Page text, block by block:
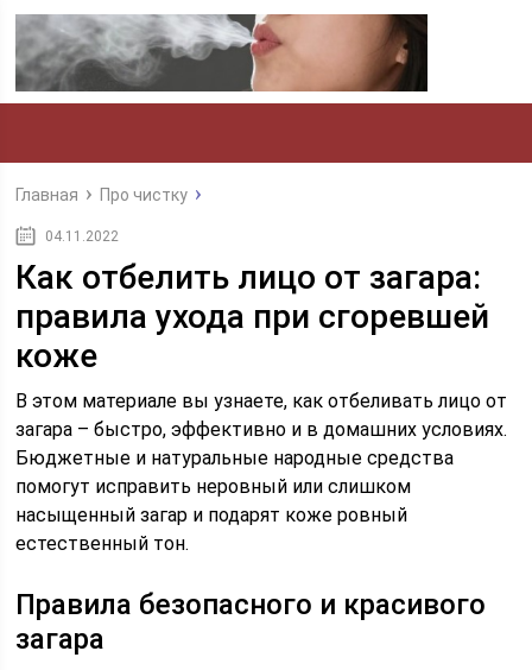
Главная Про чистку
04.11.2022
Как отбелить лицо от загара:
правила ухода при сгоревшей
коже
В этом материале вы узнаете, как отбеливать лицо от
загара – быстро, эффективно и в домашних условиях.
Бюджетные и натуральные народные средства
помогут исправить неровный или слишком
насыщенный загар и подарят коже ровный
естественный тон.
Правила безопасного и красивого
загара